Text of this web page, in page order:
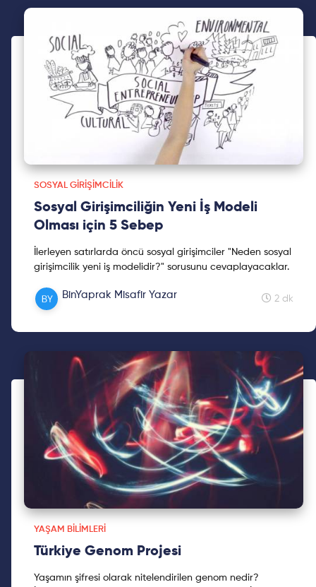
SOSYAL GIRIŞIMCILIK
Sosyal Girişimciliğin Yeni İş Modeli
Olması için 5 Sebep
İlerleyen satırlarda öncü sosyal girişimciler "Neden sosyal
girişimcilik yeni iş modelidir?" sorusunu cevaplayacaklar.
BinYaprak Misafir Yazar 2 dk
YAŞAM BILIMLERI
Türkiye Genom Projesi
Yaşamın şifresi olarak nitelendirilen genom nedir?